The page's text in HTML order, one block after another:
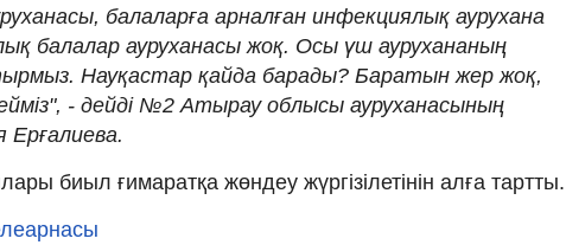
балаларға арналған инфекциялық аурухана
балалар ауруханасы жоқ. Осы үш аурухананың
Науқастар қайда барады? Баратын жер жоқ,
- дейді №2 Атырау облысы ауруханасының
биыл ғимаратқа жөндеу жүргізілетінін алға тартты.